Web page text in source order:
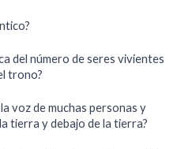
del número de seres vivientes
trono?
voz de muchas personas y
tierra y debajo de la tierra?